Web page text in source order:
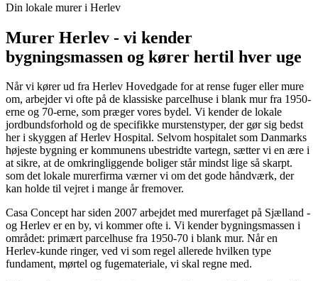
Din lokale murer i Herlev
Murer Herlev - vi kender
bygningsmassen og kører hertil hver uge
Når vi kører ud fra Herlev Hovedgade for at rense fuger eller mure
om, arbejder vi ofte på de klassiske parcelhuse i blank mur fra 1950-
erne og 70-erne, som præger vores bydel. Vi kender de lokale
jordbundsforhold og de specifikke murstenstyper, der gør sig bedst
her i skyggen af Herlev Hospital. Selvom hospitalet som Danmarks
højeste bygning er kommunens ubestridte vartegn, sætter vi en ære i
at sikre, at de omkringliggende boliger står mindst lige så skarpt.
som det lokale murerfirma værner vi om det gode håndværk, der
kan holde til vejret i mange år fremover.
Casa Concept har siden 2007 arbejdet med murerfaget på Sjælland -
og Herlev er en by, vi kommer ofte i. Vi kender bygningsmassen i
området: primært parcelhuse fra 1950-70 i blank mur. Når en
Herlev-kunde ringer, ved vi som regel allerede hvilken type
fundament, mørtel og fugemateriale, vi skal regne med.